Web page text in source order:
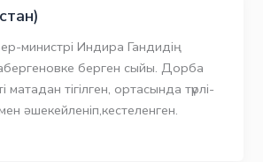
министрі Индира Гандидің
берген сыйы. Дорба
матадан тігілген, ортасында түрлі-
әшекейленіп,кестеленген.